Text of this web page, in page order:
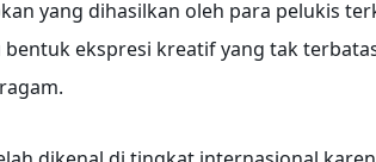
yang dihasilkan oleh para pelukis
ekspresi kreatif yang tak